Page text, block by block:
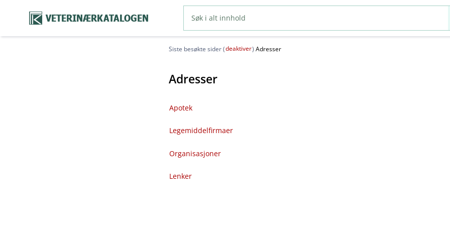
VETERINÆRKATALOGEN
Siste besøkte sider (deaktiver) Adresser
Adresser
Apotek
Legemiddelfirmaer
Organisasjoner
Lenker